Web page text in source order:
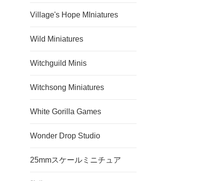
Village's Hope MIniatures
Wild Miniatures
Witchguild Minis
Witchsong Miniatures
White Gorilla Games
Wonder Drop Studio
25mmスケールミニチュア